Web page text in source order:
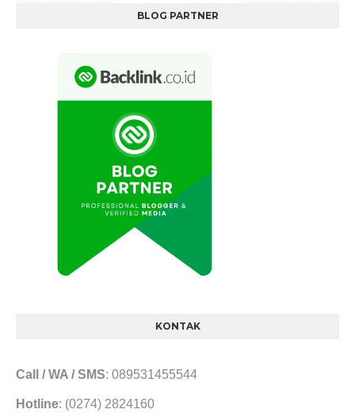
BLOG PARTNER
KONTAK
Call / WA / SMS: 089531455544
Hotline: (0274) 2824160